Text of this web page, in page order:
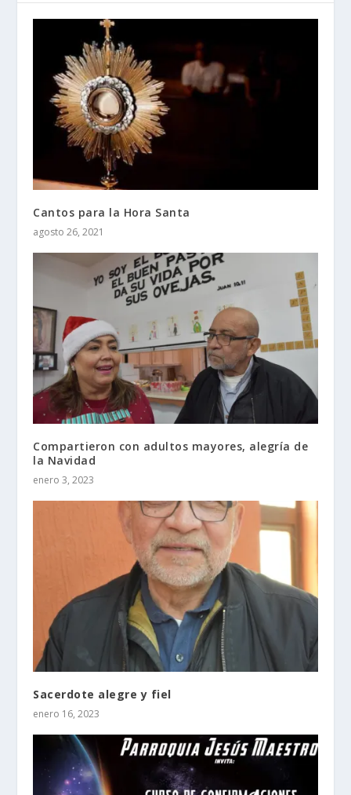
Cantos para la Hora Santa
agosto 26, 2021
Compartieron con adultos mayores, alegría de
la Navidad
enero 3, 2023
Sacerdote alegre y fiel
enero 16, 2023